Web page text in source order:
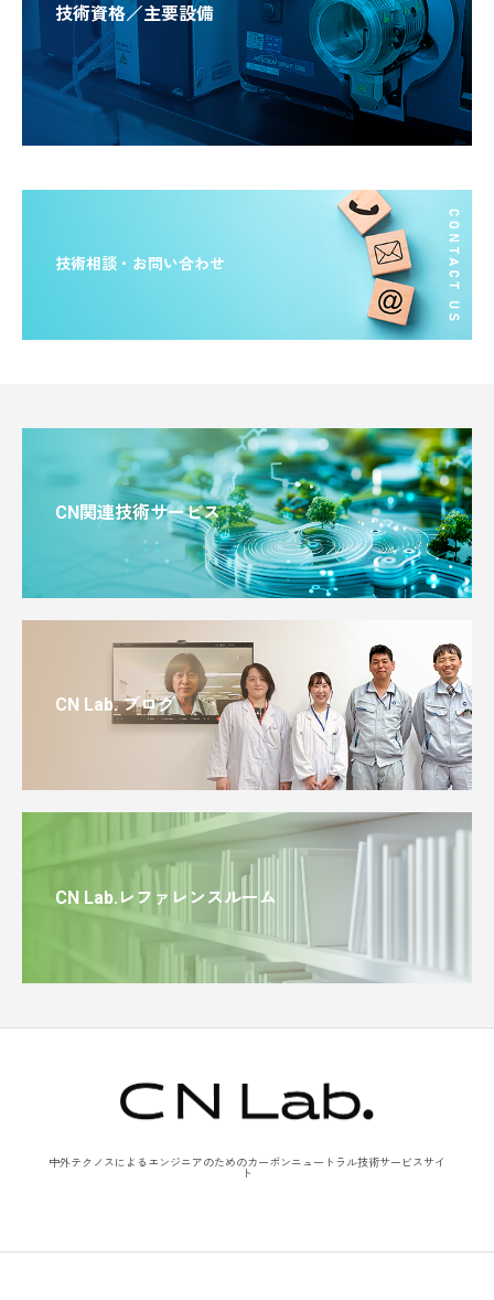
技術資格／主要設備
技術相談・お問い合わせ
CN関連技術サービス
CN Lab. ブログ
CN Lab.レファレンスルーム
中外テクノスによるエンジニアのためのカーボンニュートラル技術サービスサイ
ト